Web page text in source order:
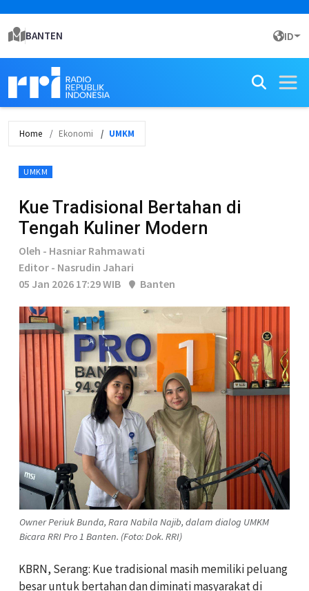
BANTEN ID
Home Ekonomi UMKM
UMKM
Kue Tradisional Bertahan di
Tengah Kuliner Modern
Oleh - Hasniar Rahmawati
Editor - Nasrudin Jahari
05 Jan 2026 17:29 WIB
Banten
Owner Periuk Bunda, Rara Nabila Najib, dalam dialog UMKM
Bicara RRI Pro 1 Banten. (Foto: Dok. RRI)
KBRN, Serang: Kue tradisional masih memiliki peluang
besar untuk bertahan dan diminati masyarakat di